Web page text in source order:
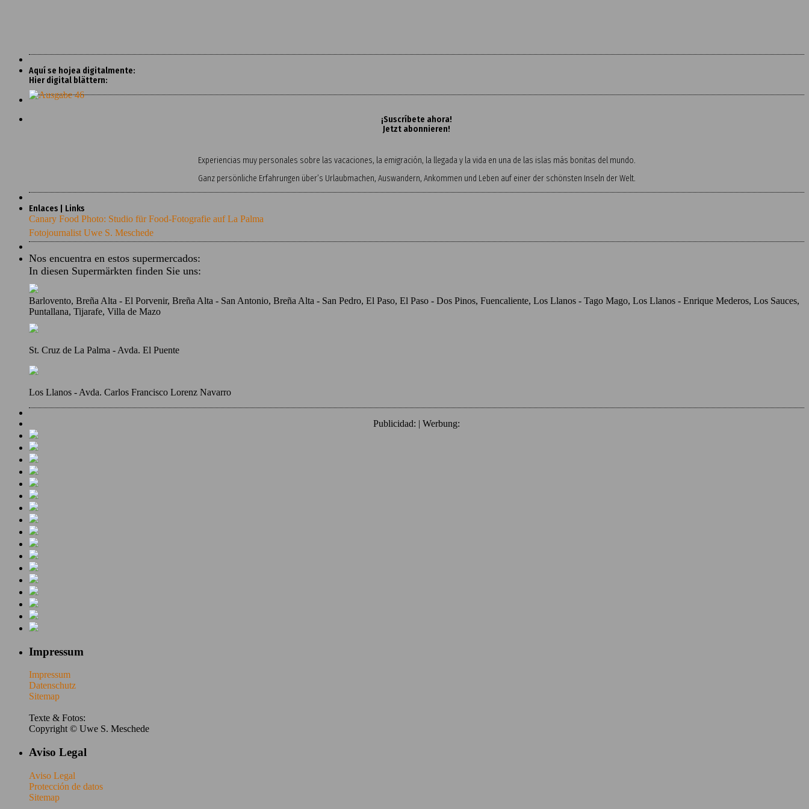
Aquí se hojea digitalmente:
Hier digital blättern:
¡Suscríbete ahora!
Jetzt abonnieren!
Experiencias muy personales sobre las vacaciones, la emigración, la llegada y la vida en una de las islas más bonitas del mundo.
Ganz persönliche Erfahrungen über’s Urlaubmachen, Auswandern, Ankommen und Leben auf einer der schönsten Inseln der Welt.
Enlaces | Links
Canary Food Photo: Studio für Food-Fotografie auf La Palma
Fotojournalist Uwe S. Meschede
Nos encuentra en estos supermercados:
In diesen Supermärkten finden Sie uns:
Barlovento, Breña Alta - El Porvenir, Breña Alta - San Antonio, Breña Alta - San Pedro, El Paso, El Paso - Dos Pinos, Fuencaliente, Los Llanos - Tago Mago, Los Llanos - Enrique Mederos, Los Sauces,
Puntallana, Tijarafe, Villa de Mazo
St. Cruz de La Palma - Avda. El Puente
Los Llanos - Avda. Carlos Francisco Lorenz Navarro
Publicidad: | Werbung:
Impressum
Impressum
Datenschutz
Sitemap
Texte & Fotos:
Copyright © Uwe S. Meschede
Aviso Legal
Aviso Legal
Protección de datos
Sitemap